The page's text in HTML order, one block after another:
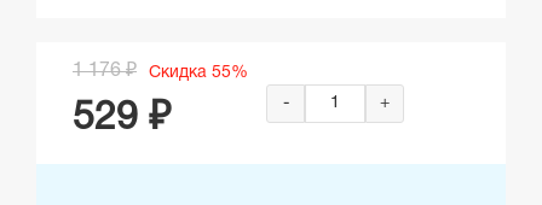
1 176 ₽ Скидка 55%
529 ₽ - +